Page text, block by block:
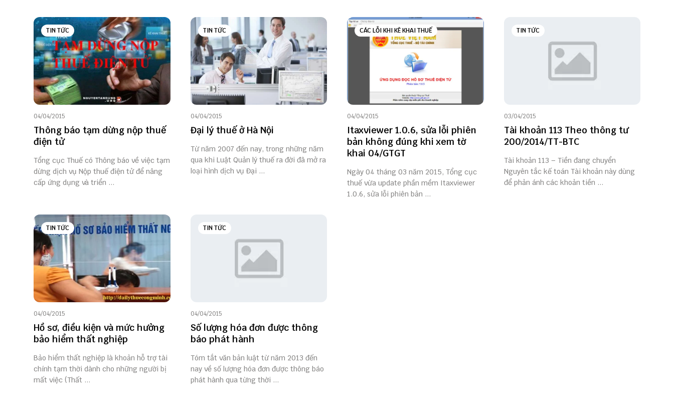
TIN TỨC
04/04/2015
Thông báo tạm dừng nộp thuế
điện tử
Tổng cục Thuế có Thông báo về việc tạm
dừng dịch vụ Nộp thuế điện tử để nâng
cấp ứng dụng và triển ...
TIN TỨC
04/04/2015
Đại lý thuế ở Hà Nội
Từ năm 2007 đến nay, trong những năm
qua khi Luật Quản lý thuế ra đời đã mở ra
loại hình dịch vụ Đại ...
CÁC LỖI KHI KÊ KHAI THUẾ
04/04/2015
Itaxviewer 1.0.6, sửa lỗi phiên
bản không đúng khi xem tờ
khai 04/GTGT
Ngày 04 tháng 03 năm 2015, Tổng cục
thuế vừa update phần mềm Itaxviewer
1.0.6, sửa lỗi phiên bản ...
TIN TỨC
03/04/2015
Tài khoản 113 Theo thông tư
200/2014/TT-BTC
Tài khoản 113 – Tiền đang chuyển
Nguyên tắc kế toán Tài khoản này dùng
để phản ánh các khoản tiền ...
TIN TỨC
04/04/2015
Hồ sơ, điều kiện và mức hưởng
bảo hiểm thất nghiệp
Bảo hiểm thất nghiệp là khoản hỗ trợ tài
chính tạm thời dành cho những người bị
mất việc (Thất ...
TIN TỨC
04/04/2015
Số lượng hóa đơn được thông
báo phát hành
Tóm tắt văn bản luật từ năm 2013 đến
nay về số lượng hóa đơn được thông báo
phát hành qua từng thời ...